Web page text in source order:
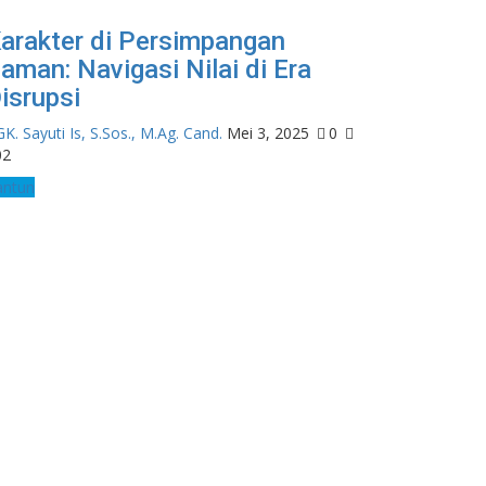
di Persimpangan
Navigasi Nilai di Era
Sayuti Is, S.Sos., M.Ag. Cand. Mei 3, 2025
0